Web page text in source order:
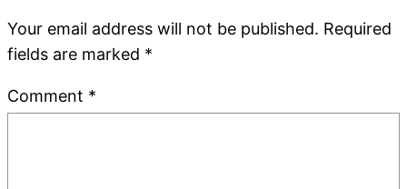
Your email address will not be published. Required
fields are marked *
Comment *